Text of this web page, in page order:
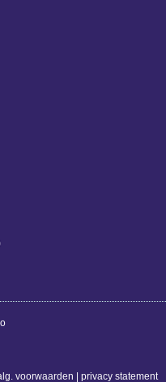
voorwaarden privacy statement